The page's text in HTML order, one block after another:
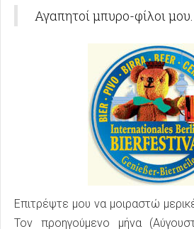
Αγαπητοί μπυρο-φίλοι μου.
Επιτρέψτε μου να μοιραστώ
Τον προηγούμενο μήνα